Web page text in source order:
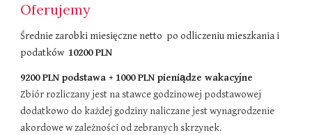
Oferujemy
Średnie zarobki miesięczne netto po odliczeniu mieszkania i
podatków​ 10200 PLN
9200PLN podstawa + 1000 PLN pieniądze wakacyjne
Zbiór rozliczany jest na stawce godzinowej podstawowej
dodatkowo do każdej godziny naliczane jest wynagrodzenie
akordowe w zależności od zebranych skrzynek.